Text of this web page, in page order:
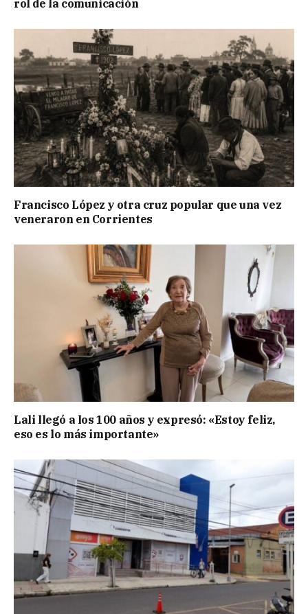
rol de la comunicación
Francisco López y otra cruz popular que una vez
veneraron en Corrientes
Lali llegó a los 100 años y expresó: «Estoy feliz,
eso es lo más importante»